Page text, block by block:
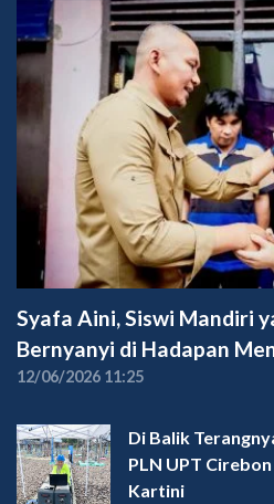
Syafa Aini, Siswi Mandiri
Bernyanyi di Hadapan
12/06/2026 11:25
Di Balik
PLN UPT
Kartini